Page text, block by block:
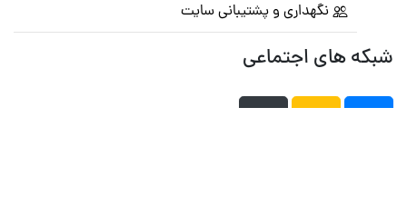
نگهداری و پشتیبانی سایت
شبکه های اجتماعی